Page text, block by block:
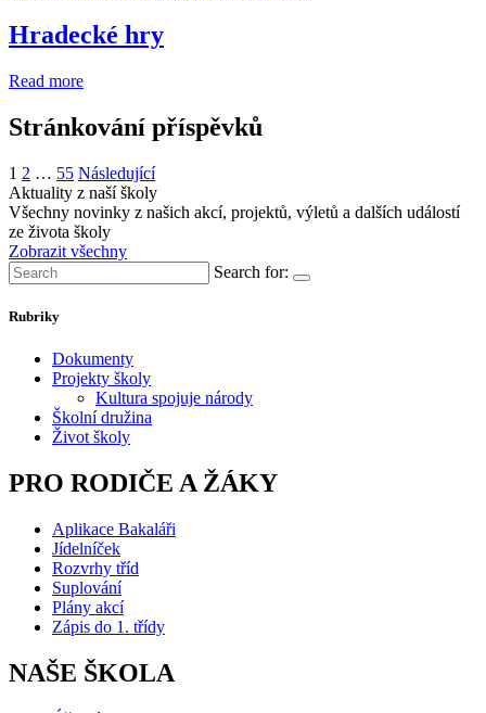
Hradecké hry
Read more
Stránkování příspěvků
1 2 … 55 Následující
Aktuality z naší školy
Všechny novinky z našich akcí, projektů, výletů a dalších událostí
ze života školy
Zobrazit všechny
Search for:
Rubriky
Dokumenty
Projekty školy
Kultura spojuje národy
Školní družina
Život školy
PRO RODIČE A ŽÁKY
Aplikace Bakaláři
Jídelníček
Rozvrhy tříd
Suplování
Plány akcí
Zápis do 1. třídy
NAŠE ŠKOLA